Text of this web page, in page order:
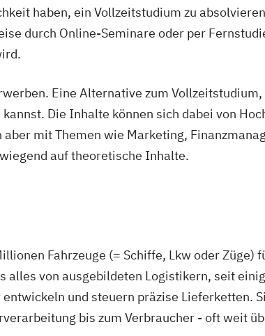
haben, ein Vollzeitstudium zu
durch Online-Seminare oder per
Eine Alternative zum
Die Inhalte können sich dabei von
mit Themen wie Marketing,
auf theoretische Inhalte.
Fahrzeuge (= Schiffe, Lkw oder Züge)
alles von ausgebildeten Logistikern, seit
und steuern präzise Lieferketten.
bis zum Verbraucher - oft weit